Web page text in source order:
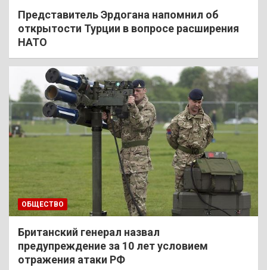
Представитель Эрдогана напомнил об
открытости Турции в вопросе расширения
НАТО
ОБЩЕСТВО
Британский генерал назвал
предупреждение за 10 лет условием
отражения атаки РФ